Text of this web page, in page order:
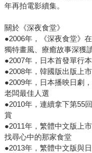
年再拍電影續集。
關於《深夜食堂》
●2006年，《深夜食堂》
獨特畫風、療癒故事深獲
●2007年，日本首發單行本
●2008年，韓國版出版上
●2009年，日本播映日劇
老闆最佳人選
●2010年，連續拿下第55
賞
●2011年，繁體中文版上
找尋心中的那家食堂
●2013年，繁體中文版與